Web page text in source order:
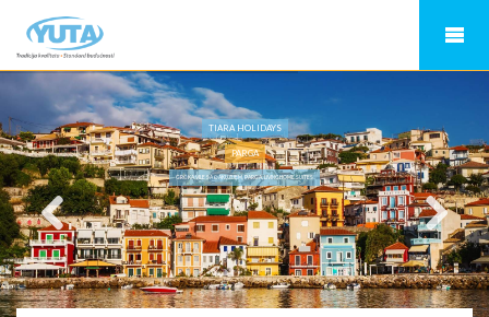
TIARA HOLIDAYS
PARGA
GRČKA VILE SA ĐAKUZIJEM, PARGA, LIVINGHOME SUITES